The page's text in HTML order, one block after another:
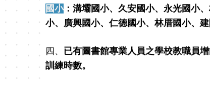
國小 ： 溝壩國小、久安國小、永光國小
小、廣興國小、仁德國小、林厝國小、
四、 已有圖書館專業人員之學校教職員
訓練時數。